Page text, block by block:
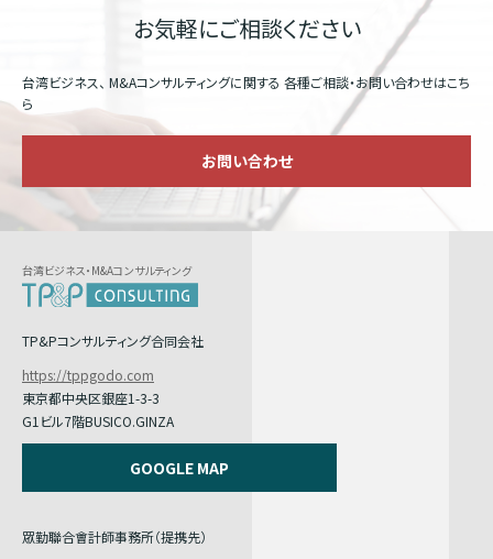
お気軽にご相談ください
台湾ビジネス、 M&Aコンサルティングに関する 各種ご相談・お問い合わせはこち
ら
お問い合わせ
台湾ビジネス・M&Aコンサルティング
TP&Pコンサルティング合同会社
https://tppgodo.com
東京都中央区銀座1-3-3
G1ビル7階BUSICO.GINZA
GOOGLE MAP
眾勤聯合會計師事務所（提携先）